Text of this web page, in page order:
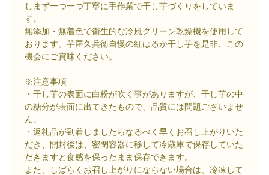
しまず一つ一つ丁寧に手作業で干し芋づくりをしていま
す。
無添加・無着色で衛生的な冷風クリーン乾燥機を使用して
おります。芋屋久兵衛自慢の紅はるか干し芋を是非、この
機会にご賞味ください。
※注意事項
・干し芋の表面に白粉が吹く事がありますが、干し芋の中
の糖分が表面に出てきたもので、品質には問題ございませ
ん。
・返礼品が到着しましたらなるべく早くお召し上がりいた
だき、開封後は、密閉容器に移して冷蔵庫で保存していた
だきますと食感を保ったまま保存できます。
また、しばらくお召し上がりにならない場合は、冷凍して